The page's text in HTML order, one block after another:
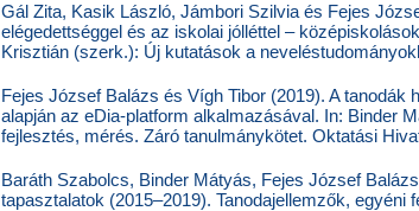
Gál Zita, Kasik László, Jámbori Szilvia és Fejes
elégedettséggel és az iskolai jólléttel –
Krisztián (szerk.): Új kutatások a
Fejes József Balázs és Vígh Tibor (2019). A
alapján az eDia-platform alkalmazásával. In: Binder
fejlesztés, mérés. Záró tanulmánykötet. Oktatási
Baráth Szabolcs, Binder Mátyás, Fejes József
tapasztalatok (2015–2019). Tanodajellemzők,